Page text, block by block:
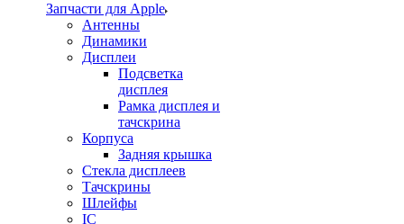
Запчасти для Apple
Антенны
Динамики
Дисплеи
Подсветка
дисплея
Рамка дисплея и
тачскрина
Корпуса
Задняя крышка
Стекла дисплеев
Тачскрины
Шлейфы
IC